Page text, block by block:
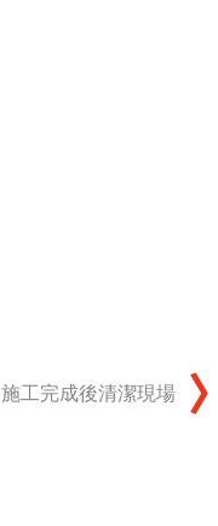
施工完成後清潔現場